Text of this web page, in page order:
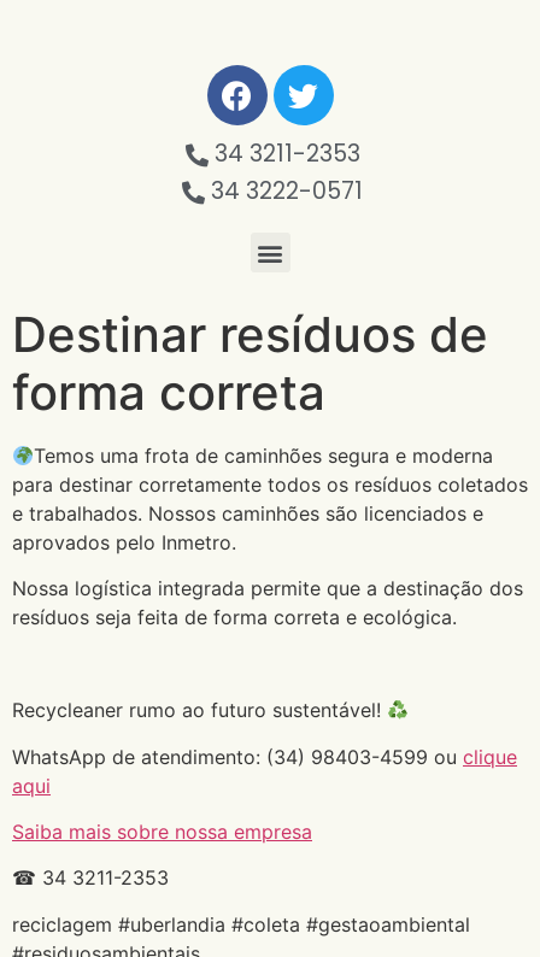
34 3211-2353
34 3222-0571
Destinar resíduos de
forma correta
Temos uma frota de caminhões segura e moderna
para destinar corretamente todos os resíduos coletados
e trabalhados. Nossos caminhões são licenciados e
aprovados pelo Inmetro.
Nossa logística integrada permite que a destinação dos
resíduos seja feita de forma correta e ecológica.
Recycleaner rumo ao futuro sustentável!
WhatsApp de atendimento: (34) 98403-4599 ou clique
aqui
Saiba mais sobre nossa empresa
☎ 34 3211-2353
reciclagem #uberlandia #coleta #gestaoambiental